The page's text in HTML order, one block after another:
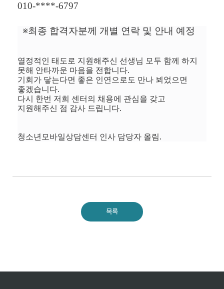
010-****-6797
※최종 합격자분께 개별 연락 및 안내 예정
열정적인 태도로 지원해주신 선생님 모두 함께 하지
못해 안타까운 마음을 전합니다.
기회가 닿는다면 좋은 인연으로도 만나 뵈었으면
좋겠습니다.
다시 한번 저희 센터의 채용에 관심을 갖고
지원해주신 점 감사 드립니다.
청소년모바일상담센터 인사 담당자 올림.
목록